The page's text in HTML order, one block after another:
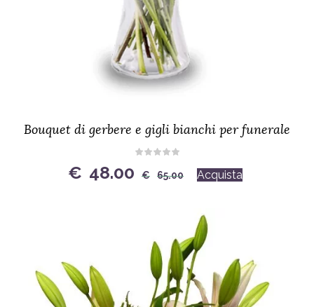
Bouquet di gerbere e gigli bianchi per funerale
€ 65.00Original
€65.00.
€ 48.00
Current
€48.00.
Acquista